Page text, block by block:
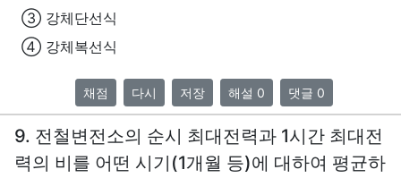
③ 강체단선식
④ 강체복선식
채점 다시 저장 해설 0 댓글 0
9. 전철변전소의 순시 최대전력과 1시간 최대전
력의 비를 어떤 시기(1개월 등)에 대하여 평균하